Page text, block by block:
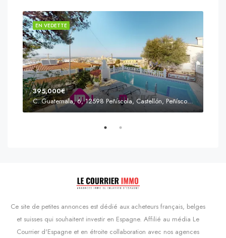
EN VEDETTE
395,000€
C. Guatemala, 6, 12598 Peñíscola, Castellón, Peñíscola, Communauté valencienne
Ce site de petites annonces est dédié aux acheteurs français, belges
et suisses qui souhaitent investir en Espagne. Affilié au média Le
Courrier d'Espagne et en étroite collaboration avec nos agences